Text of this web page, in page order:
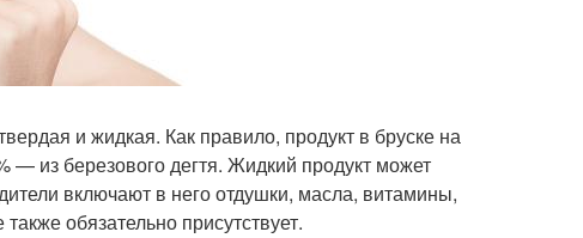
и жидкая. Как правило, продукт в бруске на
— из березового дегтя. Жидкий продукт может
включают в него отдушки, масла, витамины,
обязательно присутствует.